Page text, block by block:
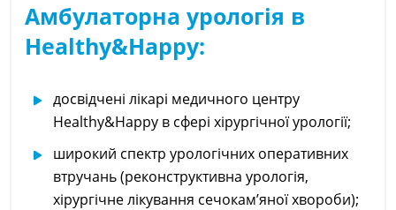
Амбулаторна урологія в
Healthy&Happy:
досвідчені лікарі медичного центру
Healthy&Happy в сфері хірургічної урології;
широкий спектр урологічних оперативних
втручань (реконструктивна урологія,
хірургічне лікування сечокам’яної хвороби);